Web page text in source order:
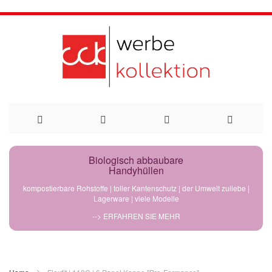
Direkt
Biologisch abbaubare
Handyhüllen
kompostierbare Rohstoffe | toller Kantenschutz | der Umwelt zuliebe |
Lagerware | viele Modelle
--> ERFAHREN SIE MEHR